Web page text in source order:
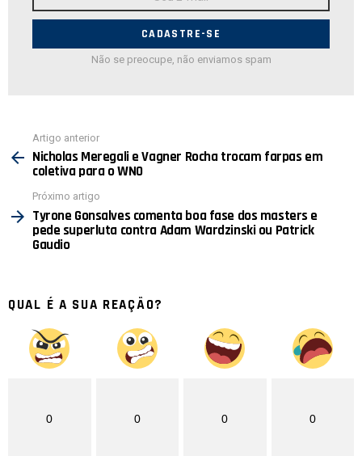
E-
Não se preocupe, não enviamos spam
mais
Artigo anterior
Nicholas Meregali e Vagner Rocha trocam farpas em
coletiva para o WNO
Próximo artigo
Tyrone Gonsalves comenta boa fase dos masters e
pede superluta contra Adam Wardzinski ou Patrick
Gaudio
QUAL É A SUA REAÇÃO?
0 0 0 0